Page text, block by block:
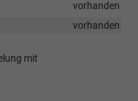
vorhanden
vorhanden
mit